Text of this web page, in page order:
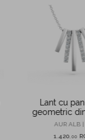
Lant cu
geometric
AUR ALB |
1.420 ,00